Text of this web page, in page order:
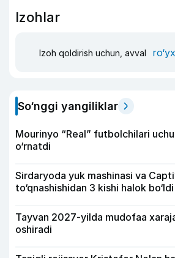
Izohlar
Izoh qoldirish uchun, avval
So‘nggi yangiliklar
Mourinyo “Real” futbolchilari
o‘rnatdi
Sirdaryoda yuk mashinasi va
to‘qnashishidan 3 kishi halok bo‘ldi
Tayvan 2027-yilda mudofaa
oshiradi